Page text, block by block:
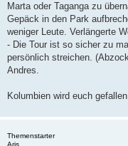
Marta oder Taganga zu
Gepäck in den Park
weniger Leute. Verlängerte
- Die Tour ist so sicher zu
persönlich streichen.
Andres.
Kolumbien wird euch
Themenstarter
Aris